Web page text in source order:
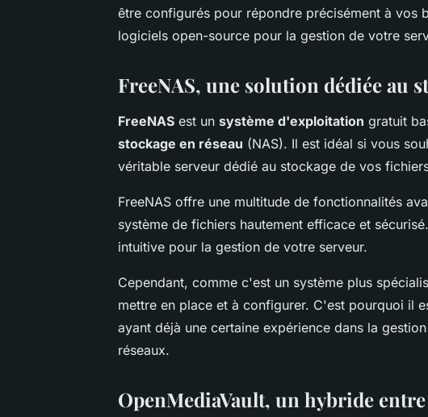
être configurés pour répondre précisément à vos
logiciels open-source pour la gestion de votre
FreeNAS, une solution dédiée au
FreeNAS est un système d'exploitation gratuit
stockage en réseau (NAS). Il est idéal si vous
véritable serveur dédié au stockage de vos
FreeNAS offre une multitude de fonctionnalités
système de fichiers hautement efficace et
intuitive pour la gestion de votre serveur.
Cependant, comme c'est un système plus
mettre en place et à configurer. C'est pourquoi il
ayant déjà une certaine expérience dans la
réseaux.
OpenMediaVault, un hybride